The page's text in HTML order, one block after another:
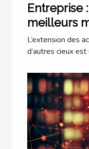
Entreprise
meilleurs
L’extension des
d’autres cieux